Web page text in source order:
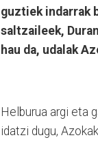
guztiek indarrak
saltzaileek,
hau da, udalak
Helburua argi eta
idatzi dugu,